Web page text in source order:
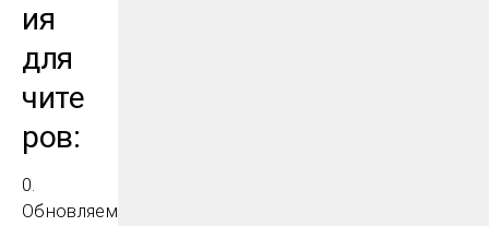
ия
для
чите
ров:
0.
Обновляем